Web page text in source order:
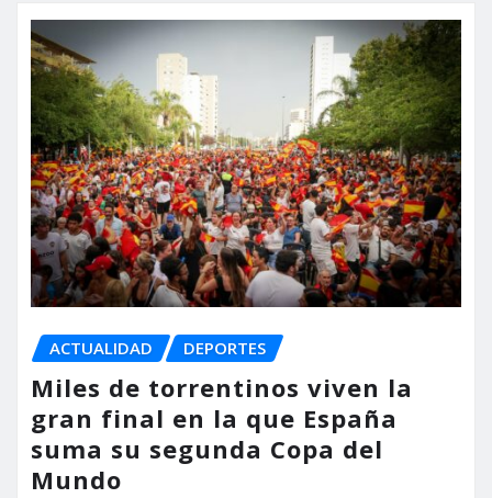
ACTUALIDAD DEPORTES
Miles de torrentinos viven la
gran final en la que España
suma su segunda Copa del
Mundo